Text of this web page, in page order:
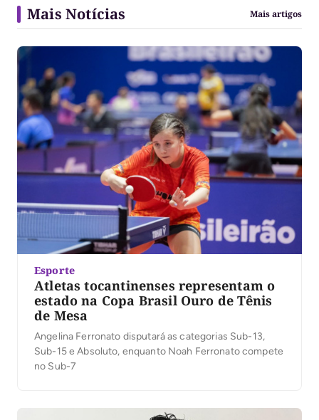
Mais Notícias Mais artigos
Esporte
Atletas tocantinenses representam o
estado na Copa Brasil Ouro de Tênis
de Mesa
Angelina Ferronato disputará as categorias Sub-13,
Sub-15 e Absoluto, enquanto Noah Ferronato compete
no Sub-7